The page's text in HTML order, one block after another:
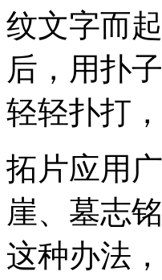
纹文字而
后，用扑
轻轻扑打
拓片应用
崖、墓志
这种办法